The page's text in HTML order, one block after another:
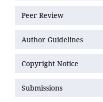
Peer Review
Author Guidelines
Copyright Notice
Submissions